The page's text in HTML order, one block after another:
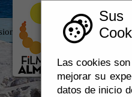
Las cookies
mejorar su
datos de inicio
Rodar en Almería 360